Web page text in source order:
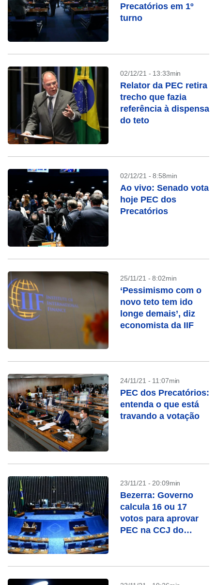
Precatórios em 1º
turno
02/12/21 - 13:33min
Relator da PEC retira
trecho que fazia
referência à dispensa
do teto
02/12/21 - 8:58min
Ao vivo: Senado vota
hoje PEC dos
Precatórios
25/11/21 - 8:02min
‘Pessimismo com o
novo teto tem ido
longe demais’, diz
economista da IIF
24/11/21 - 11:07min
PEC dos Precatórios:
entenda o que está
travando a votação
23/11/21 - 20:09min
Bezerra: Governo
calcula 16 ou 17
votos para aprovar
PEC na CCJ do